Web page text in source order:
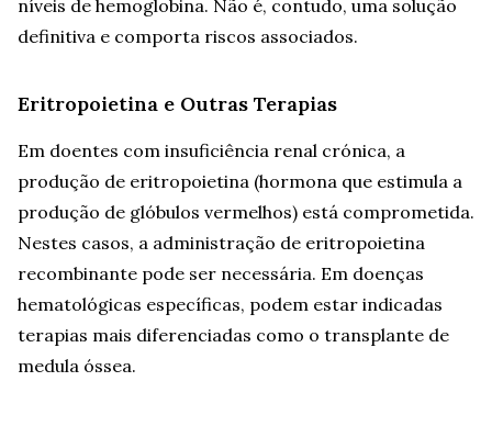
níveis de hemoglobina. Não é, contudo, uma solução
definitiva e comporta riscos associados.
Eritropoietina e Outras Terapias
Em doentes com insuficiência renal crónica, a
produção de eritropoietina (hormona que estimula a
produção de glóbulos vermelhos) está comprometida.
Nestes casos, a administração de eritropoietina
recombinante pode ser necessária. Em doenças
hematológicas específicas, podem estar indicadas
terapias mais diferenciadas como o transplante de
medula óssea.